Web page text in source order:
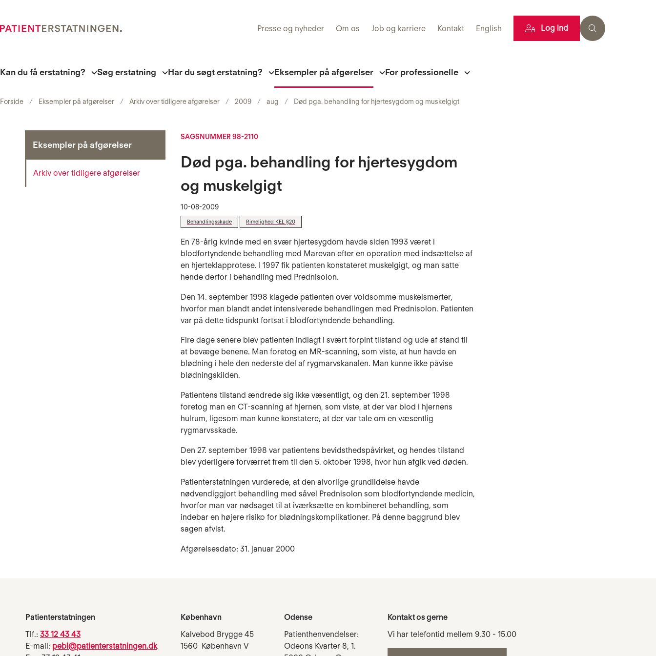
Presse og nyheder Om os Job og karriere Kontakt English Log ind
Kan du få erstatning? Søg erstatning Har du søgt erstatning? Eksempler på afgørelser For professionelle
Forside Eksempler på afgørelser Arkiv over tidligere afgørelser 2009 aug Død pga. behandling for hjertesygdom og muskelgigt
Eksempler på afgørelser
Arkiv over tidligere afgørelser
SAGSNUMMER 98-2110
Død pga. behandling for hjertesygdom
og muskelgigt
10-08-2009
Behandlingsskade Rimelighed KEL §20
En 78-årig kvinde med en svær hjertesygdom havde siden 1993 været i
blodfortyndende behandling med Marevan efter en operation med indsættelse af
en hjerteklapprotese. I 1997 fik patienten konstateret muskelgigt, og man satte
hende derfor i behandling med Prednisolon.
Den 14. september 1998 klagede patienten over voldsomme muskelsmerter,
hvorfor man blandt andet intensiverede behandlingen med Prednisolon. Patienten
var på dette tidspunkt fortsat i blodfortyndende behandling.
Fire dage senere blev patienten indlagt i svært forpint tilstand og ude af stand til
at bevæge benene. Man foretog en MR-scanning, som viste, at hun havde en
blødning i hele den nederste del af rygmarvskanalen. Man kunne ikke påvise
blødningskilden.
Patientens tilstand ændrede sig ikke væsentligt, og den 21. september 1998
foretog man en CT-scanning af hjernen, som viste, at der var blod i hjernens
hulrum, ligesom man kunne konstatere, at der var tale om en væsentlig
rygmarvsskade.
Den 27. september 1998 var patientens bevidsthedspåvirket, og hendes tilstand
blev yderligere forværret frem til den 5. oktober 1998, hvor hun afgik ved døden.
Patienterstatningen vurderede, at den alvorlige grundlidelse havde
nødvendiggjort behandling med såvel Prednisolon som blodfortyndende medicin,
hvorfor man var nødsaget til at iværksætte en kombineret behandling, som
indebar en højere risiko for blødningskomplikationer. På denne baggrund blev
sagen afvist.
Afgørelsesdato: 31. januar 2000
Patienterstatningen
Tlf.: 33 12 43 43
E-mail: pebl@patienterstatningen.dk
København
Kalvebod Brygge 45
1560 København V
Odense
Patienthenvendelser:
Odeons Kvarter 8, 1.
Kontakt os gerne
Vi har telefontid mellem 9.30 - 15.00